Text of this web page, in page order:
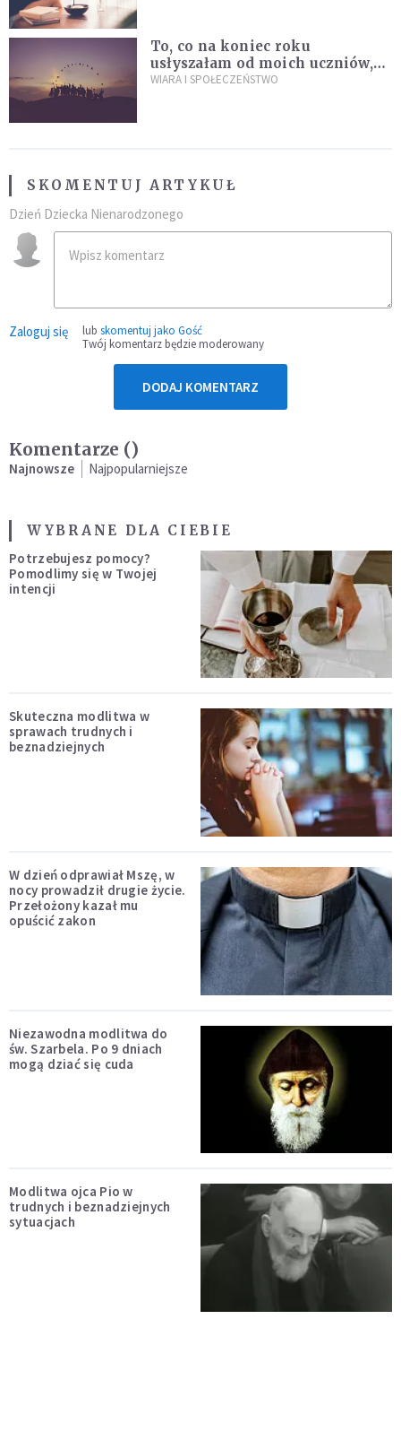
To, co na koniec roku
usłyszałam od moich uczniów,
idealnie tłumaczy nową
WIARA I SPOŁECZEŃSTWO
SKOMENTUJ ARTYKUŁ
Dzień Dziecka Nienarodzonego
Zaloguj się lub skomentuj jako Gość
Twój komentarz będzie moderowany
DODAJ KOMENTARZ
Komentarze ()
Najnowsze Najpopularniejsze
WYBRANE DLA CIEBIE
Potrzebujesz pomocy?
Pomodlimy się w Twojej
intencji
Skuteczna modlitwa w
sprawach trudnych i
beznadziejnych
W dzień odprawiał Mszę, w
nocy prowadził drugie życie.
Przełożony kazał mu
opuścić zakon
Niezawodna modlitwa do
św. Szarbela. Po 9 dniach
mogą dziać się cuda
Modlitwa ojca Pio w
trudnych i beznadziejnych
sytuacjach